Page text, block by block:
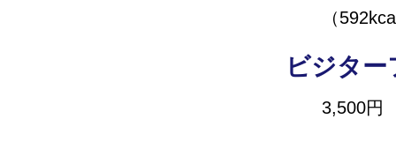
（
ビジター
3,500円